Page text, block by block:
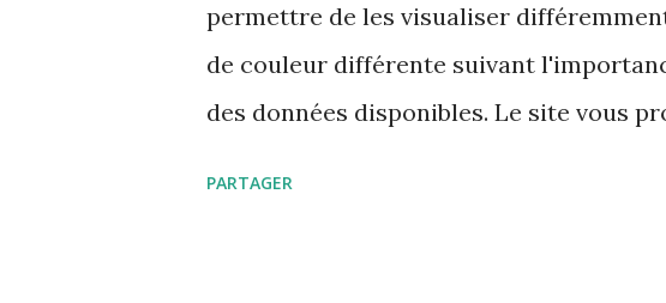
permettre de les visualiser
de couleur différente suivant
des données disponibles. Le site vous
PARTAGER